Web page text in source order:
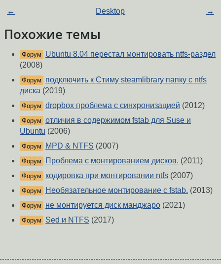
← Desktop →
Похожие темы
Форум
Ubuntu 8.04 перестал монтировать ntfs-раздел
(2008)
Форум
подключить к Стиму steamlibrary папку с ntfs
диска (2019)
Форум dropbox проблема с синхронизацией (2012)
Форум отличия в содержимом fstab для Suse и
Ubuntu (2006)
Форум MPD & NTFS (2007)
Форум Проблема с монтированием дисков. (2011)
Форум кодировка при монтировании ntfs (2007)
Форум Необязательное монтирование с fstab. (2013)
Форум не монтируется диск манджаро (2021)
Форум Sed и NTFS (2017)